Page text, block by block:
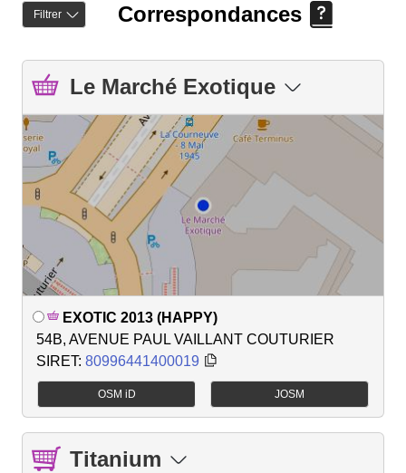
Filtrer Correspondances
Le Marché Exotique
EXOTIC 2013 (HAPPY)
54B, AVENUE PAUL VAILLANT COUTURIER
SIRET: 80996441400019
OSM iD JOSM
Titanium